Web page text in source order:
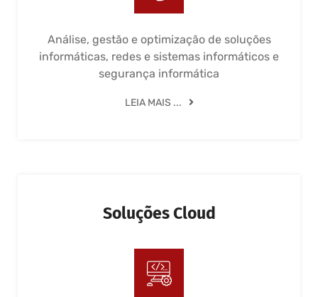
Análise, gestão e optimização de soluções
informáticas, redes e sistemas informáticos e
segurança informática
LEIA MAIS ...
Soluções Cloud